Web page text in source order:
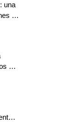
una
y
y